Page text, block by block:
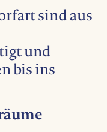
sind aus
und
bis ins